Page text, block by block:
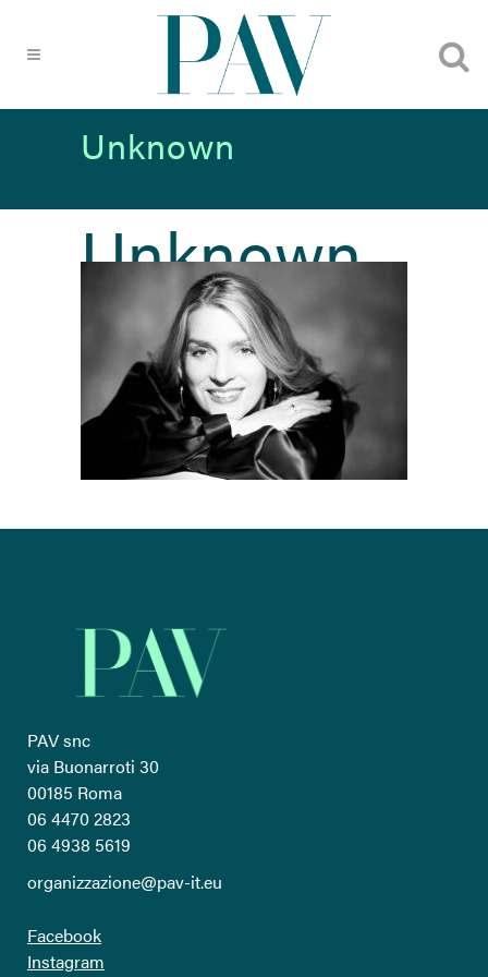
Unknown
Unknown
PAV snc
via Buonarroti 30
00185 Roma
06 4470 2823
06 4938 5619
organizzazione@pav-it.eu
Facebook
Instagram